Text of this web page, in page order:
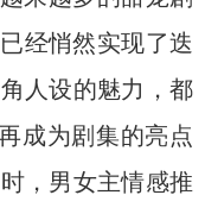
经悄然实现了迭
人设的魅力，都
成为剧集的亮点
，男女主情感推